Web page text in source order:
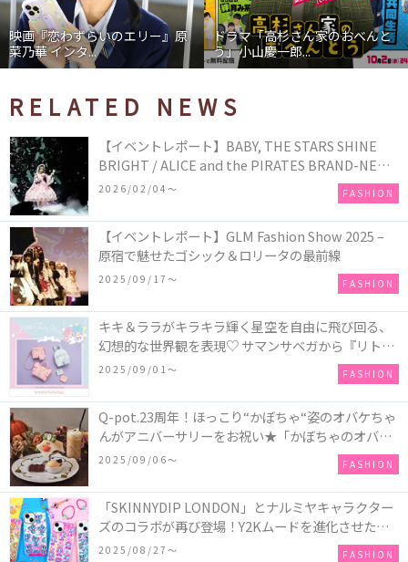
映画『恋わずらいのエリー』原
菜乃華 インタ...
ドラマ「高杉さん家のおべんと
う」小山慶一郎...
RELATED NEWS
【イベントレポート】BABY, THE STARS SHINE
BRIGHT / ALICE and the PIRATES BRAND-NEW
COLLECTION in TOKYO
2026/02/04〜 FASHION
【イベントレポート】GLM Fashion Show 2025 –
原宿で魅せたゴシック＆ロリータの最前線
2025/09/17〜 FASHION
キキ＆ララがキラキラ輝く星空を自由に飛び回る、
幻想的な世界観を表現♡ サマンサベガから『リトル
ツインスターズ』50周年アニバーサリーイヤー』を
2025/09/01〜 FASHION
Q-pot.23周年！ほっこり“かぼちゃ“姿のオバケちゃ
んがアニバーサリーをお祝い★「かぼちゃのオバケ
ーキアクセサリー」が新発売！Q-pot CAFE.では
「かぼちゃのオバケーキプレート」も登場
2025/09/06〜 FASHION
「SKINNYDIP LONDON」とナルミヤキャラクター
ズのコラボが再び登場！Y2Kムードを進化させた新
作コレクションを発売♪
2025/08/27〜 FASHION